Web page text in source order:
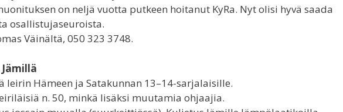
on neljä vuotta putkeen hoitanut KyRa. Nyt olisi hyvä saada
osallistujaseuroista.
Väinältä, 050 323 3748.
leirin Hämeen ja Satakunnan 13–14-sarjalaisille.
n. 50, minkä lisäksi muutamia ohjaajia.